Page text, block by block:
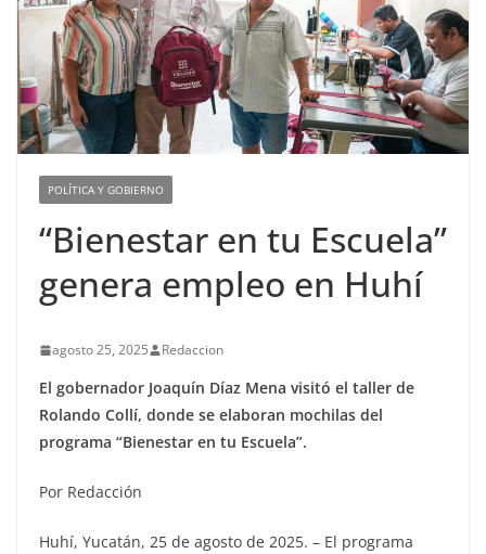
POLÍTICA Y GOBIERNO
“Bienestar en tu Escuela”
genera empleo en Huhí
agosto 25, 2025 Redaccion
El gobernador Joaquín Díaz Mena visitó el taller de
Rolando Collí, donde se elaboran mochilas del
programa “Bienestar en tu Escuela”.
Por Redacción
Huhí, Yucatán, 25 de agosto de 2025. – El programa